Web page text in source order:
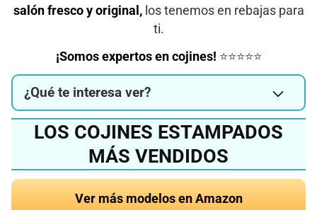
salón fresco y original,los tenemos en rebajas para
ti.
¡Somos expertos en cojines! ⭐⭐⭐⭐⭐
¿Qué te interesa ver?
LOS COJINES ESTAMPADOS
MÁS VENDIDOS
Ver más modelos en Amazon